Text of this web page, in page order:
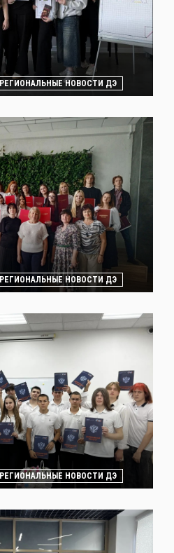
РЕГИОНАЛЬНЫЕ НОВОСТИ ДЭ
РЕГИОНАЛЬНЫЕ НОВОСТИ ДЭ
РЕГИОНАЛЬНЫЕ НОВОСТИ ДЭ